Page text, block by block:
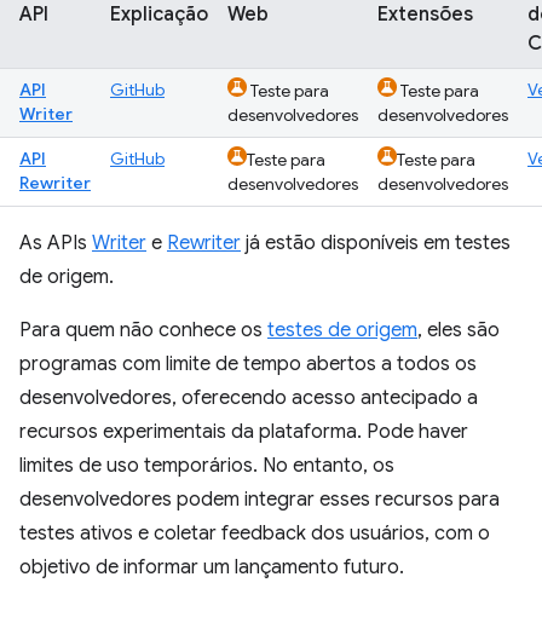
API Explicação Web Extensões
API
Writer
GitHub
Teste para
desenvolvedores
Teste para
desenvolvedores
API
Rewriter
GitHub
Teste para
desenvolvedores
Teste para
desenvolvedores
As APIs Writer e Rewriter já estão disponíveis em testes
de origem.
Para quem não conhece os testes de origem, eles são
programas com limite de tempo abertos a todos os
desenvolvedores, oferecendo acesso antecipado a
recursos experimentais da plataforma. Pode haver
limites de uso temporários. No entanto, os
desenvolvedores podem integrar esses recursos para
testes ativos e coletar feedback dos usuários, com o
objetivo de informar um lançamento futuro.